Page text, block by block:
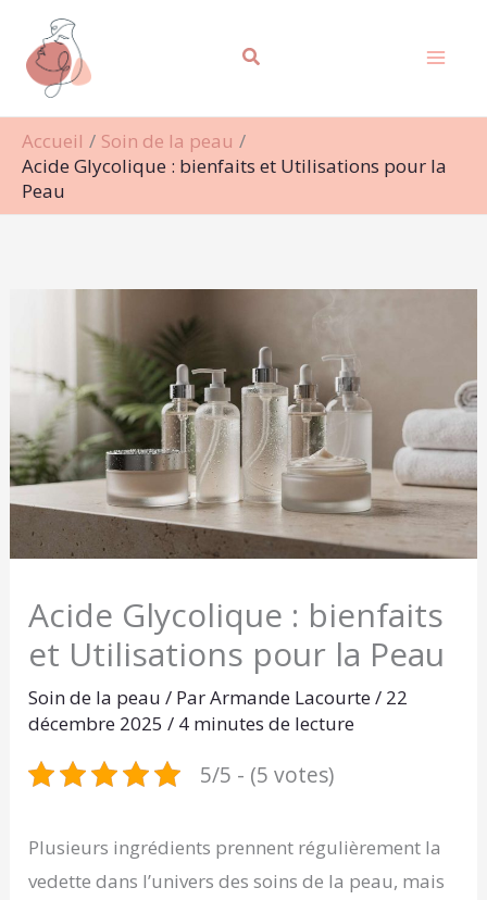
contenu
Accueil
Soin de la peau
Acide Glycolique : bienfaits et Utilisations pour la
Peau
Acide Glycolique : bienfaits
et Utilisations pour la Peau
Soin de la peau / ParArmande Lacourte/ 22
décembre 2025/ 4 minutes de lecture
5/5 - (5 votes)
Plusieurs ingrédients prennent régulièrement la
vedette dans l’univers des soins de la peau, mais
Rechercher